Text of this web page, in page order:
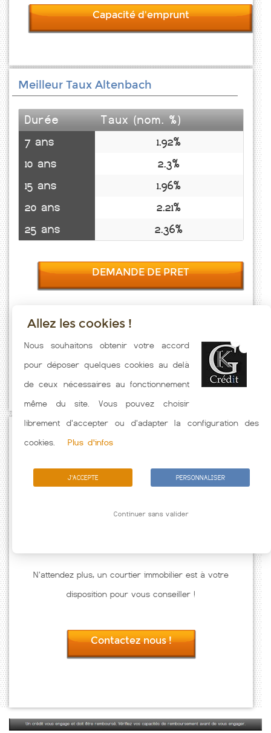
Capacité d'emprunt
Meilleur Taux Altenbach
Durée
Taux (nom. %)
7 ans
1.92%
10 ans
2.3%
15 ans
1.96%
20 ans
2.21%
25 ans
2.36%
DEMANDE DE PRET
Taux emprunt actualisés (Altenbach) toutes les semaines. Taux
Immobilier pratiqués par nos partenaires bancaires. Meilleur Taux
hors assurance. Taux crédit immobilier indicatif fonction des
caractéristiques de l'emprunteur.
N'attendez plus, un courtier immobilier est à votre
disposition pour vous conseiller !
Contactez nous !
Allez les cookies !
Nous souhaitons obtenir votre accord
pour déposer quelques cookies au delà
de ceux nécessaires au fonctionnement
même du site. Vous pouvez choisir
librement d'accepter ou d'adapter la configuration des
cookies.
Plus d'infos
J'ACCEPTE PERSONNALISER
Continuer sans valider